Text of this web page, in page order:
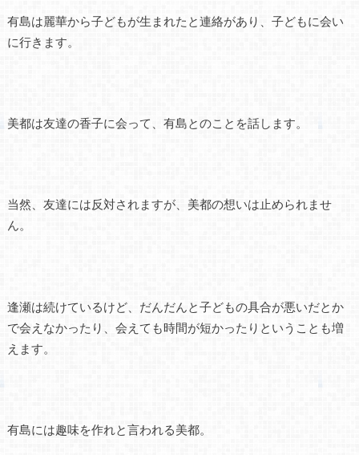
有島は麗華から子どもが生まれたと連絡があり、子どもに会い
に行きます。
美都は友達の香子に会って、有島とのことを話します。
当然、友達には反対されますが、美都の想いは止められませ
ん。
逢瀬は続けているけど、だんだんと子どもの具合が悪いだとか
で会えなかったり、会えても時間が短かったりということも増
えます。
有島には趣味を作れと言われる美都。